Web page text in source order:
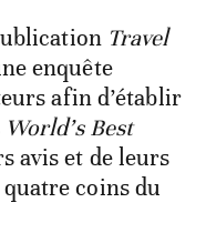
Travel
enquête
afin d’établir
World’s Best
avis et de leurs
coins du